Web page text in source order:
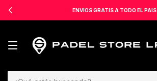
ENVIOS GRATIS A TODO EL PAIS